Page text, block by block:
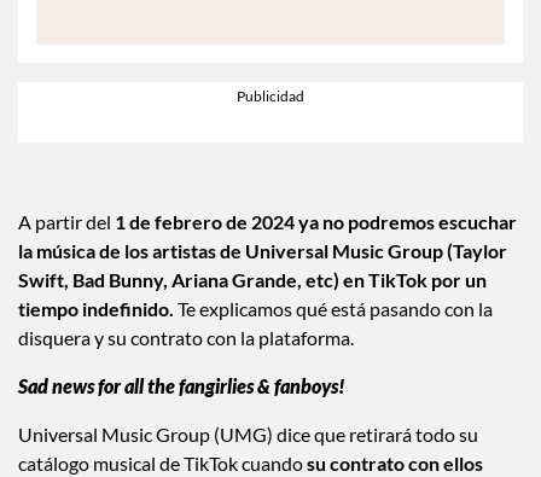
A partir del 1 de febrero de 2024ya no podremos escuchar
la música de los artistas de Universal Music Group (Taylor
Swift, Bad Bunny, Ariana Grande, etc) en TikTok por un
tiempo indefinido. Te explicamos qué está pasando con la
disquera y su contrato con la plataforma.
Sad news for all the fangirlies & fanboys!
Universal Music Group (UMG) dice que retirará todo su
catálogo musical de TikTok cuandosu contrato con ellos